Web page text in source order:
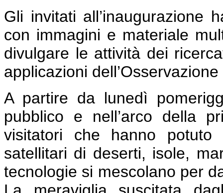
Gli invitati all’inaugurazione
con immagini e materiale
divulgare le attività dei
applicazioni
A partire da lunedì
pubblico e nell’arco della
visitatori che hanno potuto
satellitari di deserti, isole,
tecnologie si mescolano per